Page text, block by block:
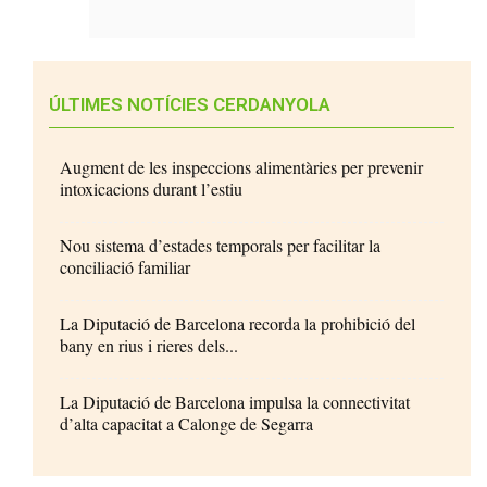
ÚLTIMES NOTÍCIES CERDANYOLA
Augment de les inspeccions alimentàries per prevenir
intoxicacions durant l’estiu
Nou sistema d’estades temporals per facilitar la
conciliació familiar
La Diputació de Barcelona recorda la prohibició del
bany en rius i rieres dels...
La Diputació de Barcelona impulsa la connectivitat
d’alta capacitat a Calonge de Segarra